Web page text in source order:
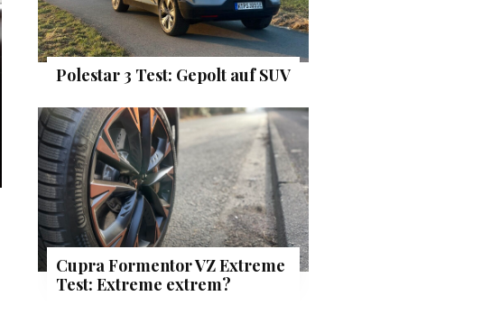
Polestar 3 Test: Gepolt auf SUV
Cupra Formentor VZ Extreme
Test: Extreme extrem?